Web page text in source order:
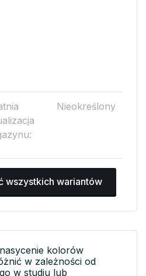
Nieokreślony
wszystkich wariantów
kolorów
w zależności od
w studiu lub